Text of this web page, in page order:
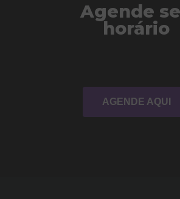
Agende
horário
AGENDE AQUI